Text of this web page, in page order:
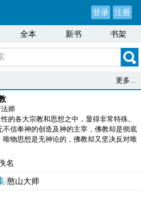
登录 注册
全本 新书 书架
更多...
师
的各大宗教和思想之中，显得非常特殊。
不信奉神的创造及神的主宰，佛教却是彻底
唯物思想是无神论的，佛教却又坚决反对唯
名
/憨山大师